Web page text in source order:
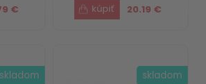
€ 20.19 €
skladom skladom